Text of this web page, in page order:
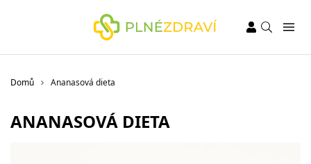
Domů Ananasová dieta
ANANASOVÁ DIETA